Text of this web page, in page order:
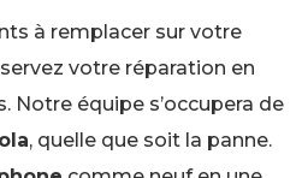
à remplacer sur votre
votre réparation en
Notre équipe s’occupera de
, quelle que soit la panne.